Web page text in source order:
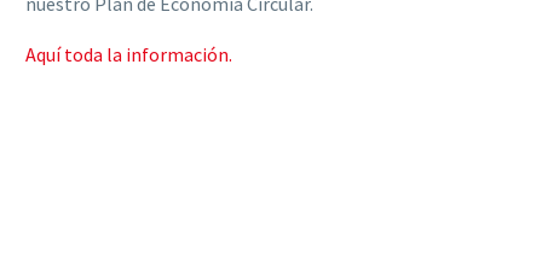
Aquí toda la información.